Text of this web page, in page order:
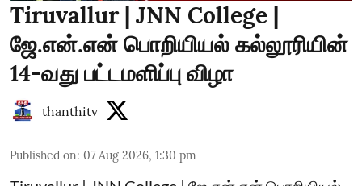
Tiruvallur | JNN College |
ஜே.என்.என் பொறியியல் கல்லூரியின்
14-வது பட்டமளிப்பு விழா
thanthitv
Published on: 07 Aug 2026, 1:30 pm